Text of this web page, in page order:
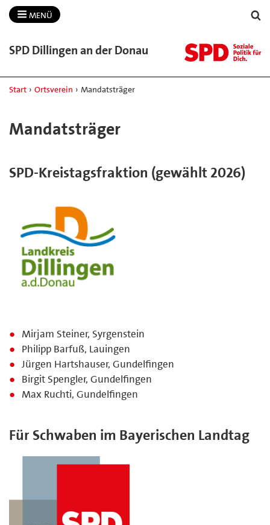
MENÜ
SPD Dillingen an der Donau
Start › Ortsverein › Mandatsträger
Mandatsträger
SPD-Kreistagsfraktion (gewählt 2026)
Mirjam Steiner, Syrgenstein
Philipp Barfuß, Lauingen
Jürgen Hartshauser, Gundelfingen
Birgit Spengler, Gundelfingen
Max Ruchti, Gundelfingen
Für Schwaben im Bayerischen Landtag